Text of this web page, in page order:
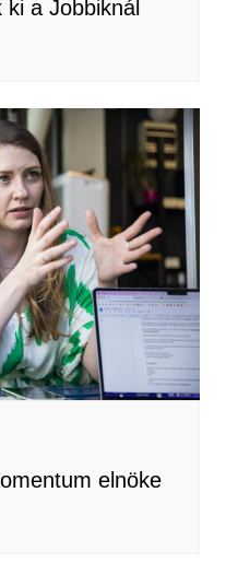
a Jobbiknál
elnöke